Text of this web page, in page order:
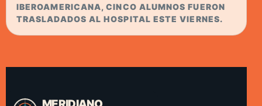
IBEROAMERICANA, CINCO ALUMNOS FUERON
TRASLADADOS AL HOSPITAL ESTE VIERNES.